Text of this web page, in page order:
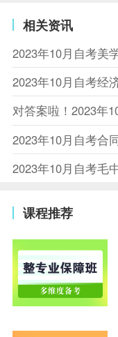
相关资讯
2023年10月自考美
2023年10月自考经
对答案啦！2023年
2023年10月自考合
2023年10月自考毛
课程推荐